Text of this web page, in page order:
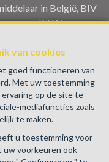
van cookies
goed functioneren van
Met uw toestemming
op de site te
mediafuncties zoals
te maken.
u toestemming voor
uw voorkeuren ook
in België, BIV
: BTW
Luxemburgstraat,
50 - info@biv.be) -
code
Troonplein 1, 1000
geldt voor
uitgevoerd
de website